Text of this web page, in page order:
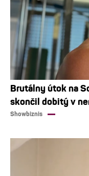
Brutálny útok na
skončil dobitý v
Showbiznis